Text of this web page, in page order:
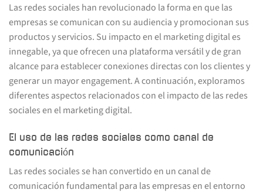
Las redes sociales han revolucionado la forma en que las
empresas se comunican con su audiencia y promocionan sus
productos y servicios. Su impacto en el marketing digital es
innegable, ya que ofrecen una plataforma versátil y de gran
alcance para establecer conexiones directas con los clientes y
generar un mayor engagement. A continuación, exploramos
diferentes aspectos relacionados con el impacto de las redes
sociales en el marketing digital.
El uso de las redes sociales como canal de
comunicación
Las redes sociales se han convertido en un canal de
comunicación fundamental para las empresas en el entorno